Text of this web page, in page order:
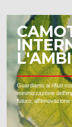
Guardiamo ai rifiuti
minimizzazione
futuro,